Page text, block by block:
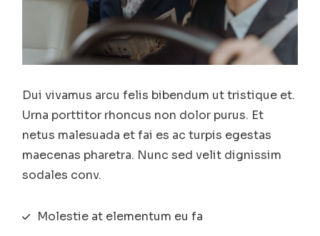
Dui vivamus arcu felis bibendum ut tristique et.
Urna porttitor rhoncus non dolor purus. Et
netus malesuada et fai es ac turpis egestas
maecenas pharetra. Nunc sed velit dignissim
sodales conv.
Molestie at elementum eu fa